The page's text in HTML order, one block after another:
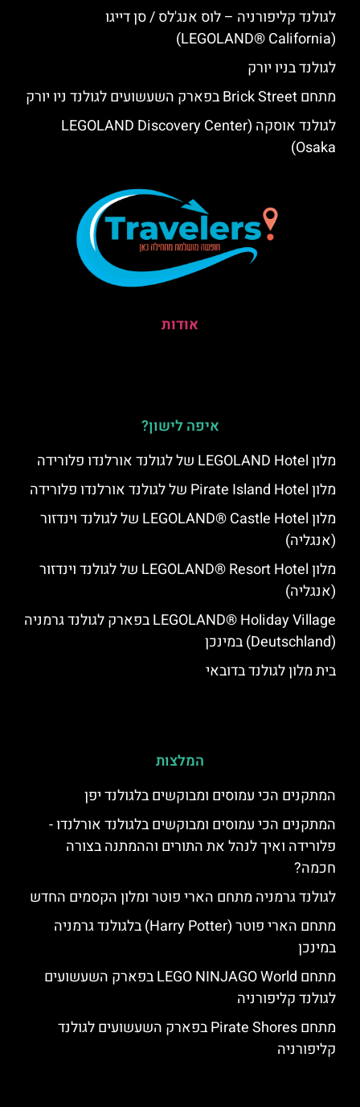
לגולנד קליפורניה – לוס אנג'לס / סן דייגו
(LEGOLAND® California)
לגולנד בניו יורק
מתחם Brick Street בפארק השעשועים לגולנד ניו יורק
לגולנד אוסקה (LEGOLAND Discovery Center
Osaka)
אודות
איפה לישון?
מלון LEGOLAND Hotel של לגולנד אורלנדו פלורידה
מלון Pirate Island Hotel של לגולנד אורלנדו פלורידה
מלון LEGOLAND® Castle Hotel של לגולנד וינדזור
(אנגליה)
מלון LEGOLAND® Resort Hotel של לגולנד וינדזור
(אנגליה)
LEGOLAND® Holiday Village בפארק לגולנד גרמניה
(Deutschland) במינכן
בית מלון לגולנד בדובאי
המלצות
‏המתקנים הכי עמוסים ומבוקשים בלגולנד יפן
המתקנים הכי עמוסים ומבוקשים בלגולנד אורלנדו -
פלורידה ואיך לנהל את התורים וההמתנה בצורה
חכמה?
לגולנד גרמניה מתחם הארי פוטר ומלון הקסמים החדש
מתחם הארי פוטר (Harry Potter) בלגולנד גרמניה
במינכן
מתחם LEGO NINJAGO World בפארק השעשועים
לגולנד קליפורניה
מתחם Pirate Shores בפארק השעשועים לגולנד
קליפורניה